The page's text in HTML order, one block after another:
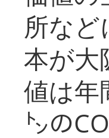
所な
本が大
値は年
㌧の